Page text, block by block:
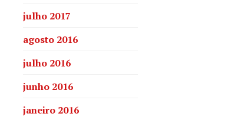
julho 2017
agosto 2016
julho 2016
junho 2016
janeiro 2016